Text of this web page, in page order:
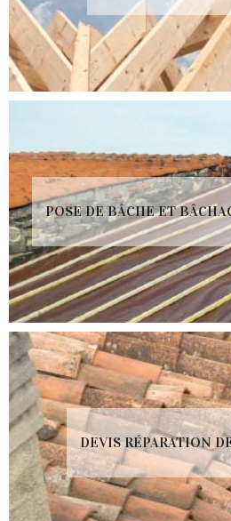
POSE DE BÂCHE ET
DEVIS RÉPARATION